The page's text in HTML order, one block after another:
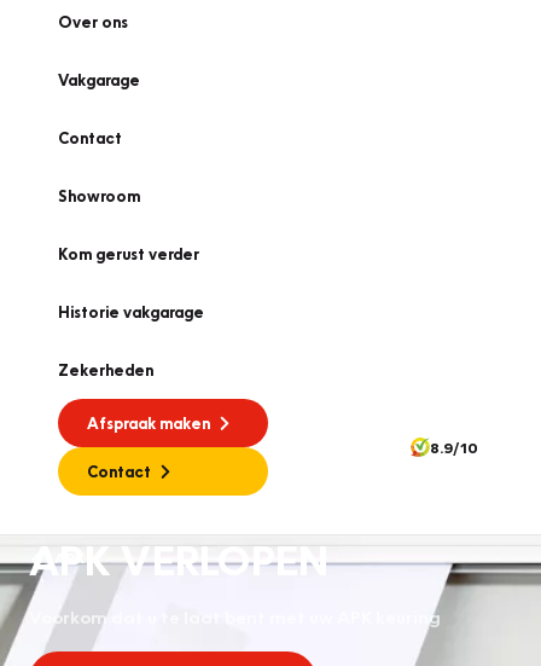
Over ons
Vakgarage
Contact
Showroom
Kom gerust verder
Historie vakgarage
Zekerheden
Afspraak maken
Contact
8.9/10
APK VERLOPEN
Voorkom dat u te laat bent met uw APK keuring